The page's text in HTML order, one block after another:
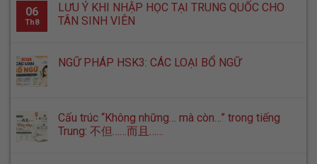
06
Th8
LƯU Ý KHI NHẬP HỌC TẠI TRUNG QUỐC CHO
TÂN SINH VIÊN
NGỮ PHÁP HSK3: CÁC LOẠI BỔ NGỮ
Cấu trúc “Không những… mà còn…” trong tiếng
Trung: 不但……而且……